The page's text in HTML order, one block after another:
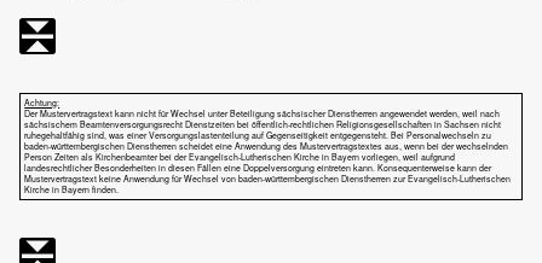
Achtung:
Der Mustervertragstext kann nicht für Wechsel unter Beteiligung sächsischer Dienstherren angewendet werden, weil nach
sächsischem Beamtenversorgungsrecht Dienstzeiten bei öffentlich-rechtlichen Religionsgesellschaften in Sachsen nicht
ruhegehaltfähig sind, was einer Versorgungslastenteilung auf Gegenseitigkeit entgegensteht. Bei Personalwechseln zu
baden-württembergischen Dienstherren scheidet eine Anwendung des Mustervertragstextes aus, wenn bei der wechselnden
Person Zeiten als Kirchenbeamter bei der Evangelisch-Lutherischen Kirche in Bayern vorliegen, weil aufgrund
landesrechtlicher Besonderheiten in diesen Fällen eine Doppelversorgung eintreten kann. Konsequenterweise kann der
Mustervertragstext keine Anwendung für Wechsel von baden-württembergischen Dienstherren zur Evangelisch-Lutherischen
Kirche in Bayern finden.